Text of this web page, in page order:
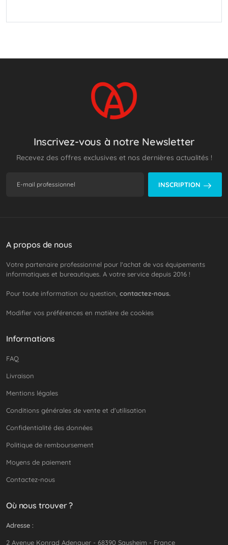
Inscrivez-vous à notre Newsletter
Recevez des offres exclusives et nos dernières actualités !
INSCRIPTION
A propos de nous
Votre partenaire professionnel pour l'achat de vos équipements
informatiques et bureautiques. A votre service depuis 2016 !
Pour toute information ou question, contactez-nous.
Modifier vos préférences en matière de cookies
Informations
FAQ
Livraison
Mentions légales
Conditions générales de vente et d'utilisation
Confidentialité des données
Politique de remboursement
Moyens de paiement
Contactez-nous
Où nous trouver ?
Adresse :
2 Avenue Konrad Adenauer - 68390 Sausheim - France